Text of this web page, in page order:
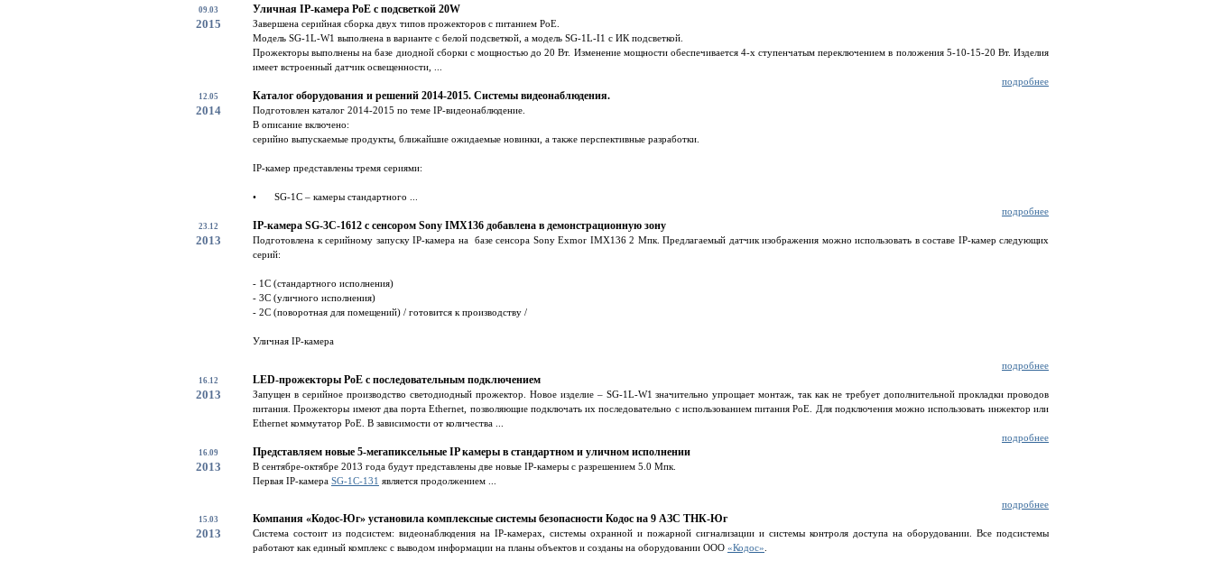
09.03
2015
Уличная IP-камера PoE с подсветкой 20W
Завершена серийная сборка двух типов прожекторов с питанием PoE.
Модель SG-1L-W1 выполнена в варианте с белой подсветкой, а модель SG-1L-I1 с ИК подсветкой.
Прожекторы выполнены на базе диодной сборки с мощностью до 20 Вт. Изменение мощности обеспечивается 4-х ступенчатым переключением в положения 5-10-15-20 Вт. Изделия
имеет встроенный датчик освещенности, ...
подробнее
12.05
2014
Каталог оборудования и решений 2014-2015. Системы видеонаблюдения.
Подготовлен каталог 2014-2015 по теме IP-видеонаблюдение.
В описание включено:
серийно выпускаемые продукты, ближайшие ожидаемые новинки, а также перспективные разработки.
IP-камер представлены тремя сериями:
•
SG-1C – камеры стандартного ...
подробнее
23.12
2013
IP-камера SG-3C-1612 с сенсором Sony IMX136 добавлена в демонстрационную зону
Подготовлена к серийному запуску IP-камера на базе сенсора Sony Exmor IMX136 2 Мпк. Предлагаемый датчик изображения можно использовать в составе IP-камер следующих
серий:
- 1С (стандартного исполнения)
- 3С (уличного исполнения)
- 2С (поворотная для помещений) / готовится к производству /
Уличная IP-камера
подробнее
16.12
2013
LED-прожекторы PoE с последовательным подключением
Запущен в серийное производство светодиодный прожектор. Новое изделие – SG-1L-W1 значительно упрощает монтаж, так как не требует дополнительной прокладки проводов
питания. Прожекторы имеют два порта Ethernet, позволяющие подключать их последовательно с использованием питания PoE. Для подключения можно использовать инжектор или
Ethernet коммутатор PoE. В зависимости от количества ...
подробнее
16.09
2013
Представляем новые 5-мегапиксельные IP камеры в стандартном и уличном исполнении
В сентябре-октябре 2013 года будут представлены две новые IP-камеры с разрешением 5.0 Мпк.
Первая IP-камера SG-1С-131 является продолжением ...
подробнее
15.03
2013
Компания «Кодос-Юг» установила комплексные системы безопасности Кодос на 9 АЗС ТНК-Юг
Система состоит из подсистем: видеонаблюдения на IP-камерах, системы охранной и пожарной сигнализации и системы контроля доступа на оборудовании. Все подсистемы
работают как единый комплекс с выводом информации на планы объектов и созданы на оборудовании ООО «Кодос».